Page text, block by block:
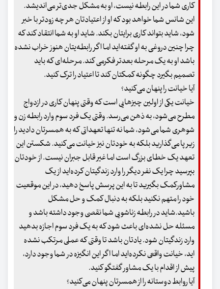
کاری شما در این رابطه نیست، او به مشکل جدی‌تر می‌اندیشد.
این شانس شما خواهد بود که او از اعتیادتان هر چه زودتر با خبر
شود، شاید بتواند کاری برایتان بکند. شاید او به شما انتقاد کند که
چرا چنین دروغی به او گفته‌اید اما اگر رابطه‌یتان هنوز خراب نشده
باشد او به یک مرحله بعدتر فکرمی کند. مرحله‌ای که باید
تصمیم بگیرد چگونه کمکتان کند تا اعتیاد را ترک کنید.
آیا خیانت را پنهان می‌کنید؟
خیانت یکی از اولین چیزهایی است که وقتی پنهان کاری در ازدواج
مطرح می‌شود، به ذهن می‌رسد. وقتی یک فرد سوم وارد رابطه زن و
شوهری شما می‌شود، شما نه تنها تعهداتی که به همسرتان دادید را
زیر پا می‌گذارید بلکه به خودتان نیز خیانت می‌کنید. شکستن این
تعهد یک خطای بزرگ است اما غیر قابل جبران نیست. از خودتان
بپرسید چرا یک نفر دیگر را وارد زندگیتان کرده‌اید از یک
مشاورکمک بگیرید تا به این پرسش پاسخ دهید، در این موقعیت
خود را متهم نکنید بلکه به دنبال کمک و حل مشکل
باشید.شاید در رابطه زناشویی شما نقصی وجود داشته باشد و
مسئله حل نشده‌ای باعث شود که به یک فرد سوم اجازه بدهید
وارد زندگیتان شود. یادتان باشد تا وقتی که عملی مرتکب نشده
اید، خیانت واقعی نکرده‌اید اما اگر این انگیزه در شما وجود دارد،
پیش از اقدام با یک مشاور گفتگو کنید.
آیا روابط دوستانه را از همسرتان پنهان می‌کنید؟